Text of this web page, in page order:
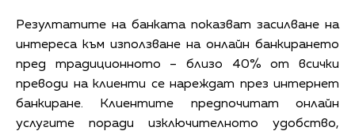
Резултатите на банката показват засилване на
интереса към използване на онлайн банкирането
пред традиционното – близо 40% от всички
преводи на клиенти се нареждат през интернет
банкиране. Клиентите предпочитат онлайн
услугите поради изключителното удобство,